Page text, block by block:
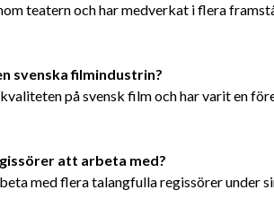
teatern och har medverkat i flera
svenska filmindustrin?
på svensk film och har varit en
att arbeta med?
med flera talangfulla regissörer under